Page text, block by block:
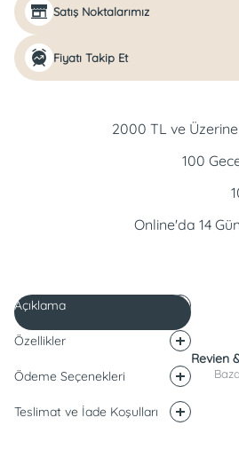
Satış Noktalarımız
Fiyatı Takip Et
2000 TL ve
100
Online'da 14
Açıklama
Özellikler
Ödeme Seçenekleri
Teslimat ve İade Koşulları
Revien